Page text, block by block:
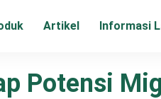
Artikel Informasi
Potensi